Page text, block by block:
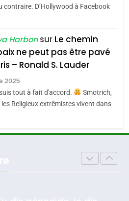
Accords d’Isaac:
pourrait
à 13 pays
d’Amérique latine
JUDAISME
l’année la plus
meurtrière selon le
FIÈRE, DIGNE ET RÉSILIENTE :
contraire. D’Hollywood à Facebook
Harbonsur Le chemin
ne peut pas être pavé
– Ronald S. Lauder
2025
tout à fait d'accord.
Smotrich,
les Religieux extrêmistes vivent dans
QUI NOUS MANQUE –
: Les amandes de
le miel de Tadla
consacrés produits
terroir
MAROC
ravageur – Vanessa De